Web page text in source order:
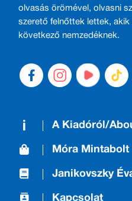
olvasás örömével, olvasni
szerető felnőttek lettek,
következő nemzedéknek.
A Kiadóról/
Móra Mintabolt
Janikovszky
Kapcsolat